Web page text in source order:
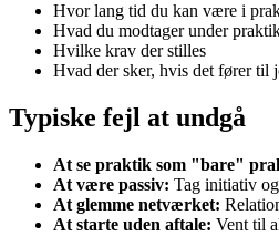
Hvor lang tid du kan være i
Hvad du modtager under
Hvilke krav der stilles
Hvad der sker, hvis det fører til
Typiske fejl at undgå
At se praktik som "bare"
At være passiv: Tag initiativ
At glemme netværket:
At starte uden aftale: Vent til